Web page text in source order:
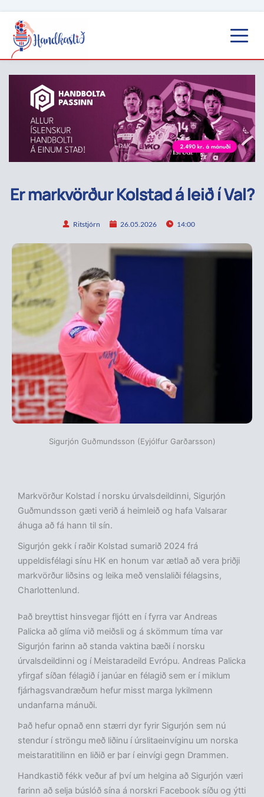
Er markvörður Kolstad á leið í Val?
Ritstjórn 26.05.2026 14:00
Sigurjón Guðmundsson (Eyjólfur Garðarsson)
Markvörður Kolstad í norsku úrvalsdeildinni, Sigurjón
Guðmundsson gæti verið á heimleið og hafa Valsarar
áhuga að fá hann til sín.
Sigurjón gekk í raðir Kolstad sumarið 2024 frá
uppeldisfélagi sínu HK en honum var ætlað að vera þriðji
markvörður liðsins og leika með venslaliði félagsins,
Charlottenlund.
Það breyttist hinsvegar fljótt en í fyrra var Andreas
Palicka að glíma við meiðsli og á skömmum tíma var
Sigurjón farinn að standa vaktina bæði í norsku
úrvalsdeildinni og í Meistaradeild Evrópu. Andreas Palicka
yfirgaf síðan félagið í janúar en félagið sem er í miklum
fjárhagsvandræðum hefur misst marga lykilmenn
undanfarna mánuði.
Það hefur opnað enn stærri dyr fyrir Sigurjón sem nú
stendur í ströngu með liðinu í úrslitaeinvíginu um norska
meistaratitilinn en liðið er þar í einvígi gegn Drammen.
Handkastið fékk veður af því um helgina að Sigurjón væri
farinn að selja búslóð sína á norskri Facebook síðu og ýtti